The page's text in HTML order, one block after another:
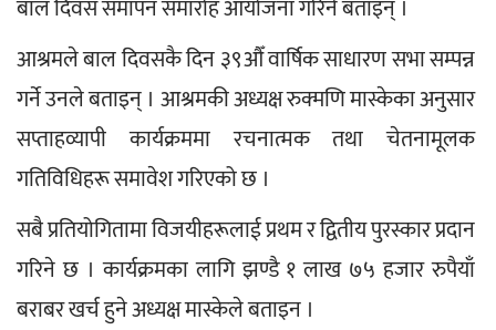
बाल दिवस समापन समारोह आयोजना गरिने बताइन् ।
आश्रमले बाल दिवसकै दिन ३९औँ वार्षिक साधारण सभा सम्पन्न
गर्ने उनले बताइन् । आश्रमकी अध्यक्ष रुक्मणि मास्केका अनुसार
सप्ताहव्यापी कार्यक्रममा रचनात्मक तथा चेतनामूलक
गतिविधिहरू समावेश गरिएको छ ।
सबै प्रतियोगितामा विजयीहरूलाई प्रथम र द्वितीय पुरस्कार प्रदान
गरिने छ । कार्यक्रमका लागि झण्डै १ लाख ७५ हजार रुपैयाँ
बराबर खर्च हुने अध्यक्ष मास्केले बताइन ।